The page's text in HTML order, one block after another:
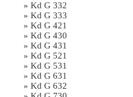
» Kd G 332
» Kd G 333
» Kd G 421
» Kd G 430
» Kd G 431
» Kd G 521
» Kd G 531
» Kd G 631
» Kd G 632